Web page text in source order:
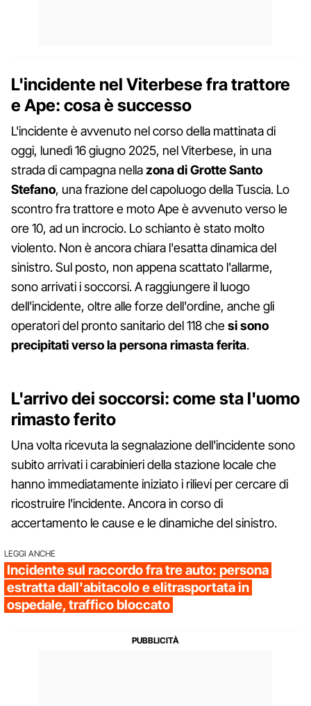
L'incidente nel Viterbese fra trattore
e Ape: cosa è successo
L'incidente è avvenuto nel corso della mattinata di
oggi, lunedì 16 giugno 2025, nel Viterbese, in una
strada di campagna nellazona di Grotte Santo
Stefano, una frazione del capoluogo della Tuscia. Lo
scontro fra trattore e moto Ape è avvenuto verso le
ore 10, ad un incrocio. Lo schianto è stato molto
violento. Non è ancora chiara l'esatta dinamica del
sinistro. Sul posto, non appena scattato l'allarme,
sono arrivati i soccorsi. A raggiungere il luogo
dell'incidente, oltre alle forze dell'ordine, anche gli
operatori del pronto sanitario del 118 chesi sono
precipitati verso la persona rimasta ferita.
L'arrivo dei soccorsi: come sta l'uomo
rimasto ferito
Una volta ricevuta la segnalazione dell'incidente sono
subito arrivati i carabinieri della stazione locale che
hanno immediatamente iniziato i rilievi per cercare di
ricostruire l'incidente. Ancora in corso di
accertamento le cause e le dinamiche del sinistro.
LEGGI ANCHE
Incidente sul raccordo fra tre auto: persona
estratta dall'abitacolo e elitrasportata in
ospedale, traffico bloccato